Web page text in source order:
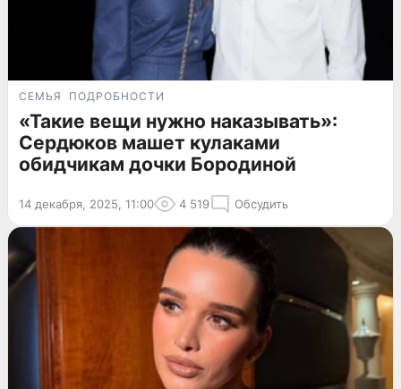
СЕМЬЯ ПОДРОБНОСТИ
«Такие вещи нужно наказывать»:
Сердюков машет кулаками
обидчикам дочки Бородиной
14 декабря, 2025, 11:00 4 519 Обсудить